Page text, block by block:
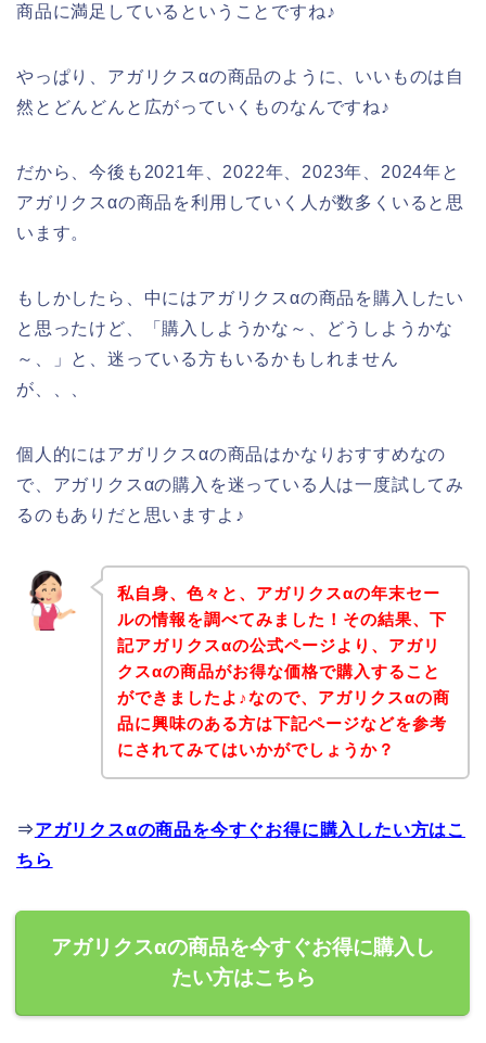
商品に満足しているということですね♪
やっぱり、アガリクスαの商品のように、いいものは自
然とどんどんと広がっていくものなんですね♪
だから、今後も2021年、2022年、2023年、2024年と
アガリクスαの商品を利用していく人が数多くいると思
います。
もしかしたら、中にはアガリクスαの商品を購入したい
と思ったけど、「購入しようかな～、どうしようかな
～、」と、迷っている方もいるかもしれません
が、、、
個人的にはアガリクスαの商品はかなりおすすめなの
で、アガリクスαの購入を迷っている人は一度試してみ
るのもありだと思いますよ♪
私自身、色々と、アガリクスαの年末セー
ルの情報を調べてみました！その結果、下
記アガリクスαの公式ページより、アガリ
クスαの商品がお得な価格で購入すること
ができましたよ♪なので、アガリクスαの商
品に興味のある方は下記ページなどを参考
にされてみてはいかがでしょうか？
⇒アガリクスαの商品を今すぐお得に購入したい方はこ
ちら
アガリクスαの商品を今すぐお得に購入し
たい方はこちら